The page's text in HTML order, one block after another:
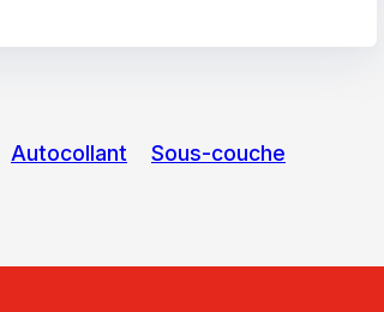
Autocollant Sous-couche